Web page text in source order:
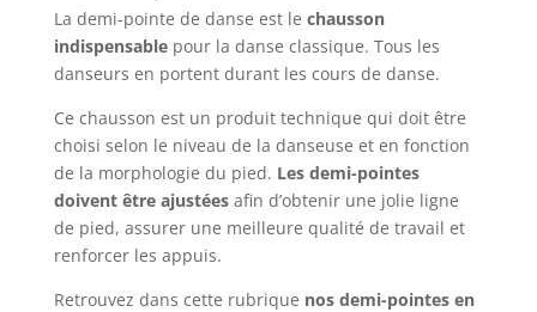
La demi-pointe de danse est le chausson
indispensablepour la danse classique. Tous les
danseurs en portent durant les cours de danse.
Ce chausson est un produit technique qui doit être
choisi selon le niveau de la danseuse et en fonction
de la morphologie du pied. Les demi-pointes
doivent être ajustéesafin d’obtenir une jolie ligne
de pied, assurer une meilleure qualité de travail et
renforcer les appuis.
Retrouvez dans cette rubrique nos demi-pointes en